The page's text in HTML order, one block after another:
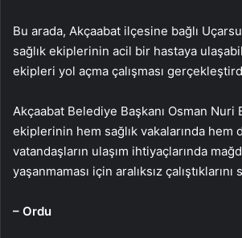
Bu arada, Akçaabat ilçesine bağlı
sağlık ekiplerinin acil bir hastaya
ekipleri yol açma çalışması
Akçaabat Belediye Başkanı Osman Nuri
ekiplerinin hem sağlık vakalarında hem
vatandaşların ulaşım ihtiyaçlarında
yaşanmaması için aralıksız çalıştıklarını
– Ordu